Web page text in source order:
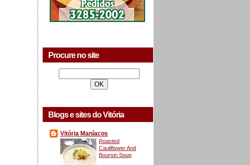
Procure no site
Blogs e sites do Vitória
Vitória Maníacos
Roasted
Cauliflower And
Boursin Soup